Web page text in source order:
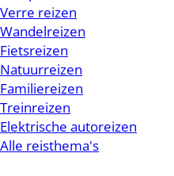
Verre reizen
Wandelreizen
Fietsreizen
Natuurreizen
Familiereizen
Treinreizen
Elektrische autoreizen
Alle reisthema's